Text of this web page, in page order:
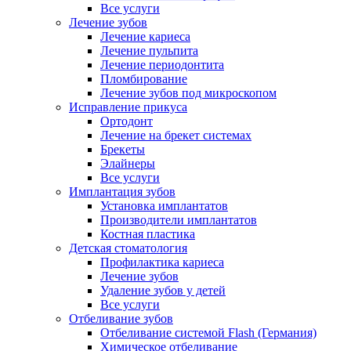
Все услуги
Лечение зубов
Лечение кариеса
Лечение пульпита
Лечение периодонтита
Пломбирование
Лечение зубов под микроскопом
Исправление прикуса
Ортодонт
Лечение на брекет системах
Брекеты
Элайнеры
Все услуги
Имплантация зубов
Установка имплантатов
Производители имплантатов
Костная пластика
Детская стоматология
Профилактика кариеса
Лечение зубов
Удаление зубов у детей
Все услуги
Отбеливание зубов
Отбеливание системой Flash (Германия)
Химическое отбеливание